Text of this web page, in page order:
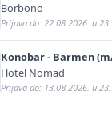
Borbono
Prijava do: 22.08.2026. u
Konobar - Barmen
Hotel Nomad
Prijava do: 13.08.2026. u